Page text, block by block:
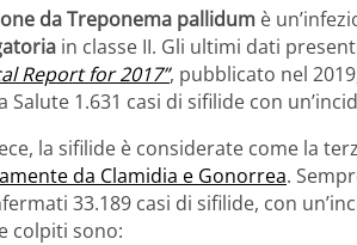
da Treponema pallidum è
in classe II. Gli ultimi dati
Report for 2017”, pubblicato nel
Salute 1.631 casi di sifilide con
la sifilide è considerate come la
da Clamidia e Gonorrea.
33.189 casi di sifilide, con
colpiti sono: